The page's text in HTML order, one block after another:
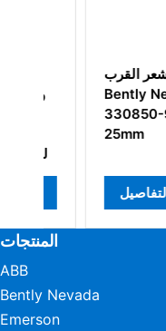
مستشعر القرب
Bently Nevada
330850-90-05
عرض التفاصيل
المنتجات
ABB
Bently Nevada
Emerson